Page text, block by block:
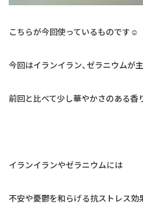
こちらが今回使っているものです☺️
今回はイランイラン、ゼラニウムが
前回と比べて少し華やかさのある香
イランイランやゼラニウムには
不安や憂鬱を和らげる抗ストレス効